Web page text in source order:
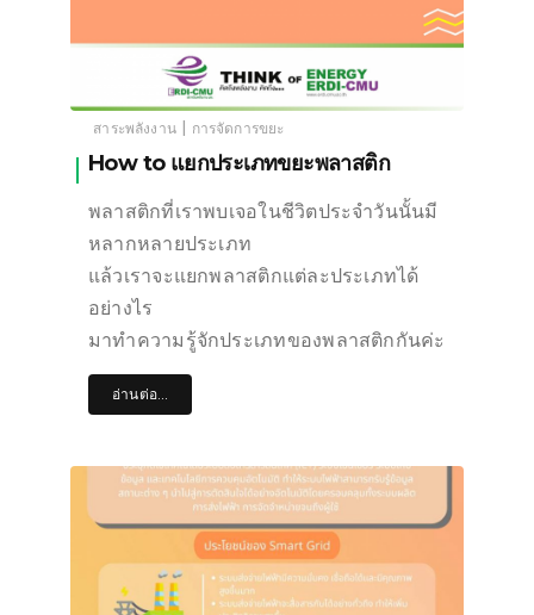
สาระพลังงาน | การจัดการขยะ
How to แยกประเภทขยะพลาสติก
พลาสติกที่เราพบเจอในชีวิตประจำวันนั้นมี
หลากหลายประเภท
แล้วเราจะแยกพลาสติกแต่ละประเภทได้
อย่างไร
มาทำความรู้จักประเภทของพลาสติกกันค่ะ
อ่านต่อ...